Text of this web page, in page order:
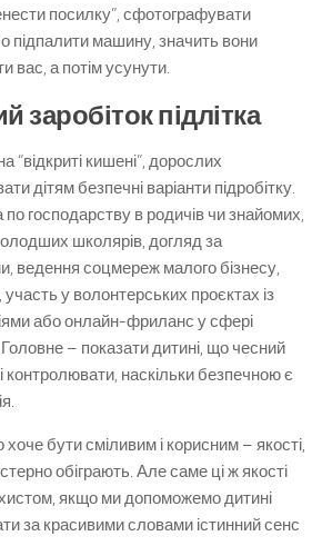
посилку”, сфотографувати
підпалити машину, значить вони
вас, а потім усунути.
заробіток підлітка
“відкриті кишені”, дорослих
дітям безпечні варіанти підробітку.
господарству в родичів чи знайомих,
школярів, догляд за
ведення соцмереж малого бізнесу,
участь у волонтерських проєктах із
або онлайн-фриланс у сфері
– показати дитині, що чесний
контролювати, наскільки безпечною є
хоче бути сміливим і корисним – якості,
обіграють. Але саме ці ж якості
якщо ми допоможемо дитині
за красивими словами істинний сенс